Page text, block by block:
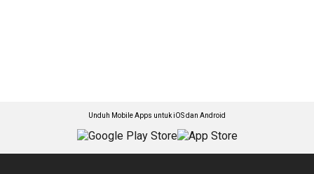
Unduh Mobile Apps untuk iOS dan Android